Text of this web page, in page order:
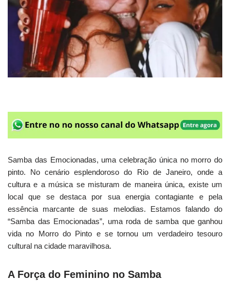
Samba das Emocionadas, uma celebração única no morro do
pinto. No cenário esplendoroso do Rio de Janeiro, onde a
cultura e a música se misturam de maneira única, existe um
local que se destaca por sua energia contagiante e pela
essência marcante de suas melodias. Estamos falando do
“Samba das Emocionadas”, uma roda de samba que ganhou
vida no Morro do Pinto e se tornou um verdadeiro tesouro
cultural na cidade maravilhosa.
A Força do Feminino no Samba